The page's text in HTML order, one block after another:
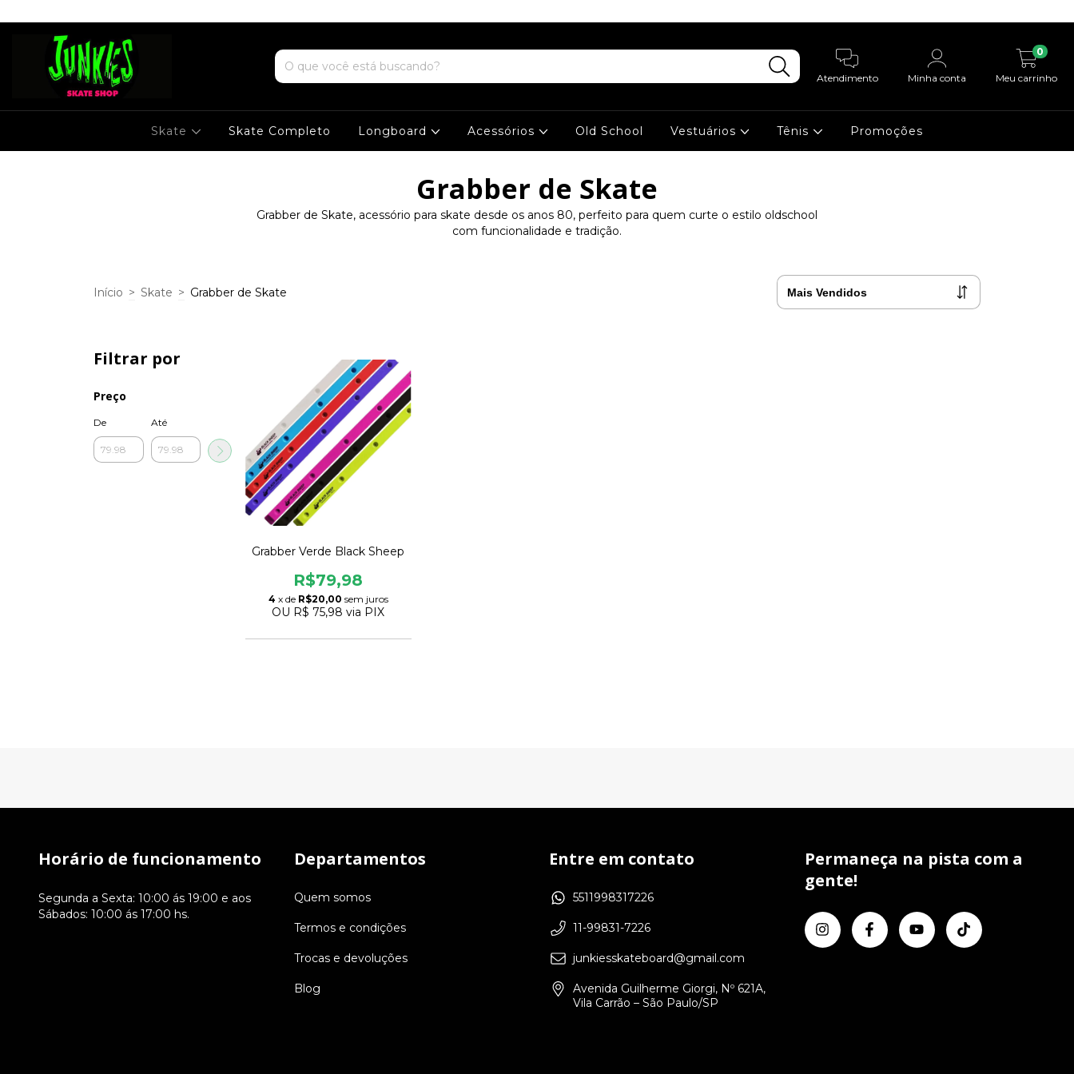
Atendimento Minha conta Meu carrinho
0
Skate Skate Completo Longboard Acessórios Old School Vestuários Tênis Promoções
Grabber de Skate
Grabber de Skate, acessório para skate desde os anos 80, perfeito para quem curte o estilo oldschool
com funcionalidade e tradição.
Início > Skate > Grabber de Skate
Filtrar por
Preço
De Até
Grabber Verde Black Sheep
R$79,98
4 x de R$20,00 sem juros
OU R$ 75,98 via PIX
Horário de funcionamento
Segunda a Sexta: 10:00 ás 19:00 e aos
Sábados: 10:00 ás 17:00 hs.
Departamentos
Quem somos
Termos e condições
Trocas e devoluções
Blog
Entre em contato
5511998317226
11-99831-7226
junkiesskateboard@gmail.com
Avenida Guilherme Giorgi, Nº 621A,
Vila Carrão – São Paulo/SP
Permaneça na pista com a
gente!